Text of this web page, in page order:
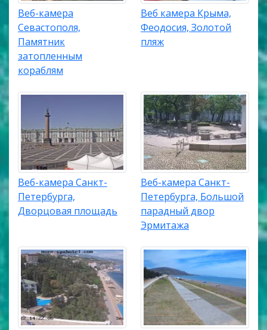
Веб-камера
Севастополя,
Памятник
затопленным
кораблям
Веб камера Крыма,
Феодосия, Золотой
пляж
Веб-камера Санкт-
Петербурга,
Дворцовая площадь
Веб-камера Санкт-
Петербурга, Большой
парадный двор
Эрмитажа